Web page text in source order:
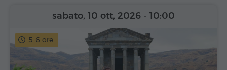
5-6 ore
sabato, 10 ott, 2026 - 10:00